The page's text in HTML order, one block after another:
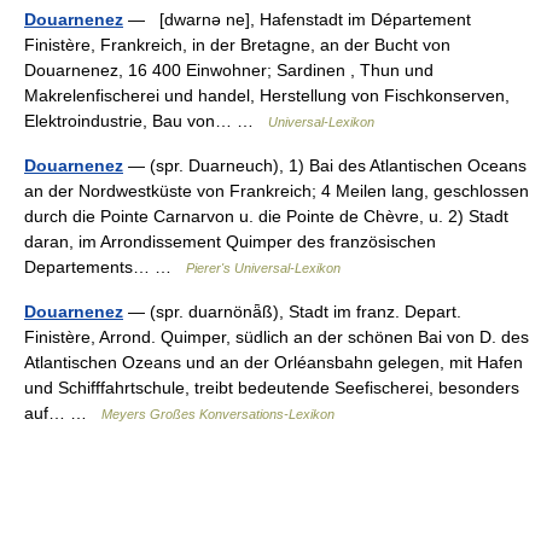
Douarnenez — [dwarnə ne], Hafenstadt im Département
Finistère, Frankreich, in der Bretagne, an der Bucht von
Douarnenez, 16 400 Einwohner; Sardinen , Thun und
Makrelenfischerei und handel, Herstellung von Fischkonserven,
Elektroindustrie, Bau von… …
Universal-Lexikon
Douarnenez — (spr. Duarneuch), 1) Bai des Atlantischen Oceans
an der Nordwestküste von Frankreich; 4 Meilen lang, geschlossen
durch die Pointe Carnarvon u. die Pointe de Chèvre, u. 2) Stadt
daran, im Arrondissement Quimper des französischen
Departements… …
Pierer's Universal-Lexikon
Douarnenez — (spr. duarnönǟß), Stadt im franz. Depart.
Finistère, Arrond. Quimper, südlich an der schönen Bai von D. des
Atlantischen Ozeans und an der Orléansbahn gelegen, mit Hafen
und Schifffahrtschule, treibt bedeutende Seefischerei, besonders
auf… …
Meyers Großes Konversations-Lexikon